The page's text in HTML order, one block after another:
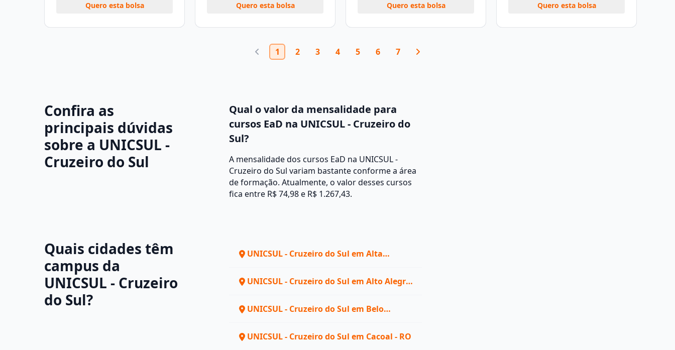
Quero esta bolsa
Quero esta bolsa
Quero esta bolsa
Quero esta bolsa
1 2 3 4 5 6 7
Confira as
principais dúvidas
sobre a UNICSUL -
Cruzeiro do Sul
Qual o valor da mensalidade para
cursos EaD na UNICSUL - Cruzeiro do
Sul?
A mensalidade dos cursos EaD na UNICSUL -
Cruzeiro do Sul variam bastante conforme a área
de formação. Atualmente, o valor desses cursos
fica entre R$ 74,98 e R$ 1.267,43.
Quais cidades têm
campus da
UNICSUL - Cruzeiro
do Sul?
UNICSUL - Cruzeiro do Sul em Alta
UNICSUL - Cruzeiro do Sul em Alto Alegre
UNICSUL - Cruzeiro do Sul em Belo
UNICSUL - Cruzeiro do Sul em Cacoal - RO